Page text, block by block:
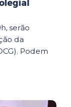
serão
da
Podem